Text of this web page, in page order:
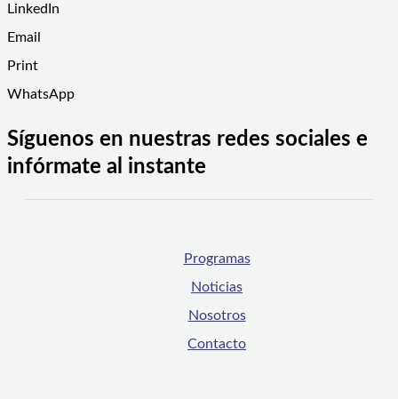
LinkedIn
Email
Print
WhatsApp
Síguenos en nuestras redes sociales e
infórmate al instante
Programas
Noticias
Nosotros
Contacto